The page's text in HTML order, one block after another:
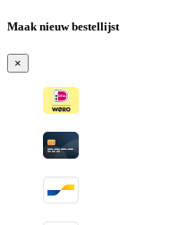
-
verzonden
wanneer
beschikbaar
Maak nieuw bestellijst
×